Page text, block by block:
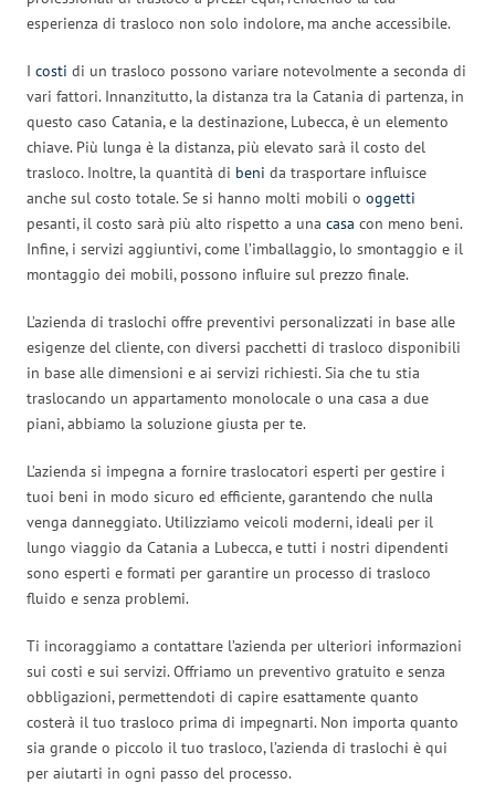
esperienza di trasloco non solo indolore, ma anche accessibile.
I costi di un trasloco possono variare notevolmente a seconda di
vari fattori. Innanzitutto, la distanza tra la Catania di partenza, in
questo caso Catania, e la destinazione, Lubecca, è un elemento
chiave. Più lunga è la distanza, più elevato sarà il costo del
trasloco. Inoltre, la quantità di beni da trasportare influisce
anche sul costo totale. Se si hanno molti mobili o oggetti
pesanti, il costo sarà più alto rispetto a una casa con meno beni.
Infine, i servizi aggiuntivi, come l’imballaggio, lo smontaggio e il
montaggio dei mobili, possono influire sul prezzo finale.
L’azienda di traslochi offre preventivi personalizzati in base alle
esigenze del cliente, con diversi pacchetti di trasloco disponibili
in base alle dimensioni e ai servizi richiesti. Sia che tu stia
traslocando un appartamento monolocale o una casa a due
piani, abbiamo la soluzione giusta per te.
L’azienda si impegna a fornire traslocatori esperti per gestire i
tuoi beni in modo sicuro ed efficiente, garantendo che nulla
venga danneggiato. Utilizziamo veicoli moderni, ideali per il
lungo viaggio da Catania a Lubecca, e tutti i nostri dipendenti
sono esperti e formati per garantire un processo di trasloco
fluido e senza problemi.
Ti incoraggiamo a contattare l’azienda per ulteriori informazioni
sui costi e sui servizi. Offriamo un preventivo gratuito e senza
obbligazioni, permettendoti di capire esattamente quanto
costerà il tuo trasloco prima di impegnarti. Non importa quanto
sia grande o piccolo il tuo trasloco, l’azienda di traslochi è qui
per aiutarti in ogni passo del processo.